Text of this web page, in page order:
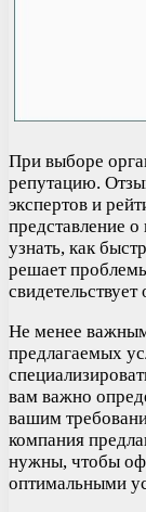
При выборе
репутацию.
экспертов и
представление
узнать, как
решает
Не менее важным
предлагаемых
вам важно
вашим
компания
нужны, чтобы
оптимальными